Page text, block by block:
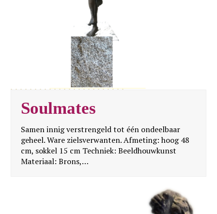
Soulmates
Samen innig verstrengeld tot één ondeelbaar
geheel. Ware zielsverwanten. Afmeting: hoog 48
cm, sokkel 15 cm Techniek: Beeldhouwkunst
Materiaal: Brons,…